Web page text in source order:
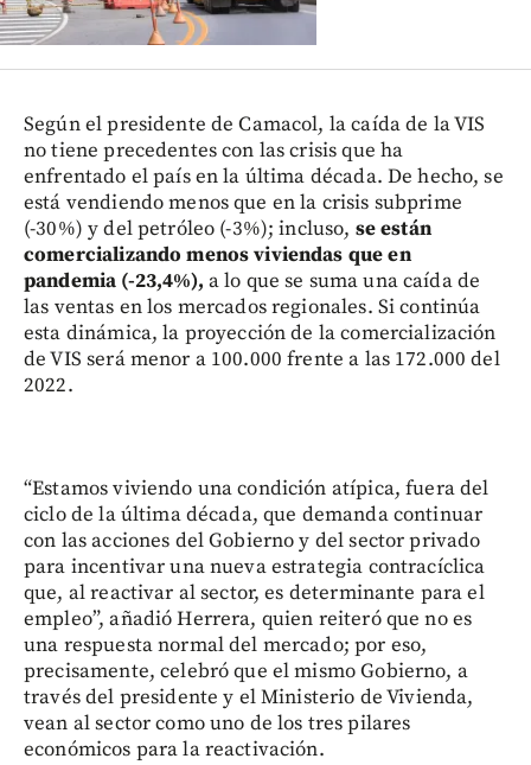
Según el presidente de Camacol, la caída de la VIS
no tiene precedentes con las crisis que ha
enfrentado el país en la última década. De hecho, se
está vendiendo menos que en la crisis subprime
(-30%) y del petróleo (-3%); incluso, se están
comercializando menos viviendas que en
pandemia (-23,4%), a lo que se suma una caída de
las ventas en los mercados regionales. Si continúa
esta dinámica, la proyección de la comercialización
de VIS será menor a 100.000 frente a las 172.000 del
2022.
“Estamos viviendo una condición atípica, fuera del
ciclo de la última década, que demanda continuar
con las acciones del Gobierno y del sector privado
para incentivar una nueva estrategia contracíclica
que, al reactivar al sector, es determinante para el
empleo”, añadió Herrera, quien reiteró que no es
una respuesta normal del mercado; por eso,
precisamente, celebró que el mismo Gobierno, a
través del presidente y el Ministerio de Vivienda,
vean al sector como uno de los tres pilares
económicos para la reactivación.